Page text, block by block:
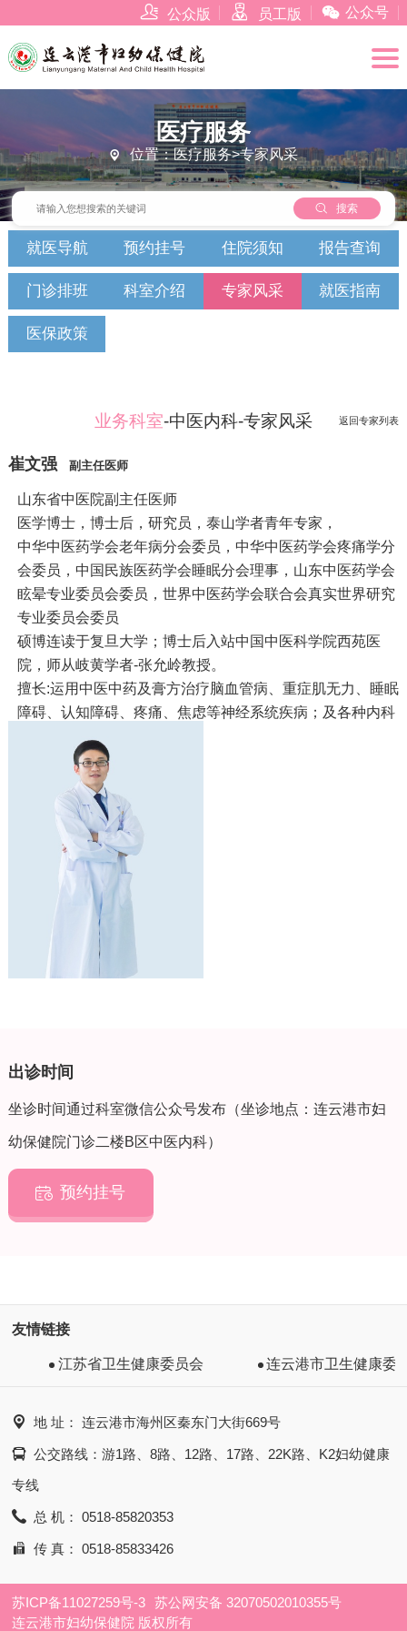
 公众版  员工版  公众号
 搜索
医疗服务
 位置：医疗服务>专家风采
就医导航 预约挂号 住院须知 报告查询
门诊排班 科室介绍 专家风采 就医指南
医保政策
业务科室-中医内科-专家风采 返回专家列表
崔文强 副主任医师
山东省中医院副主任医师
医学博士，博士后，研究员，泰山学者青年专家，
中华中医药学会老年病分会委员，中华中医药学会疼痛学分
会委员，中国民族医药学会睡眠分会理事，山东中医药学会
眩晕专业委员会委员，世界中医药学会联合会真实世界研究
专业委员会委员
硕博连读于复旦大学；博士后入站中国中医科学院西苑医
院，师从岐黄学者-张允岭教授。
擅长:运用中医中药及膏方治疗脑血管病、重症肌无力、睡眠
障碍、认知障碍、疼痛、焦虑等神经系统疾病；及各种内科
目前主持国家级课题3项，省部级课题3项。近五年发表文章
50余篇，其中第一作者或通讯作者SCI文章20余篇，单篇最
高影响因子12.66，平均影响因子5.13。授权发明专利2项，
主编著作2部。现任Journal of Translational Internal
Medicine编委，Journal of pain、Journal of
Ethnopharmacology、Molecular Neurobiology、Frontiers
系列等杂志审稿人等。
出诊时间
坐诊时间通过科室微信公众号发布（坐诊地点：连云港市妇
幼保健院门诊二楼B区中医内科）
 预约挂号
友情链接
江苏省卫生健康委员会 连云港市卫生健康委员会
 地 址： 连云港市海州区秦东门大街669号
 公交路线：游1路、8路、12路、17路、22K路、K2妇幼健康
专线
 总 机： 0518-85820353
 传 真： 0518-85833426
苏ICP备11027259号-3
苏公网安备 32070502010355号
连云港市妇幼保健院 版权所有